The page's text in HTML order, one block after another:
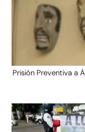
Prisión Preventiva a